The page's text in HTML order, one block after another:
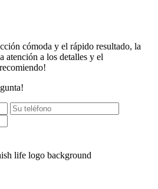
cómoda y el rápido resultado, la
atención a los detalles y el